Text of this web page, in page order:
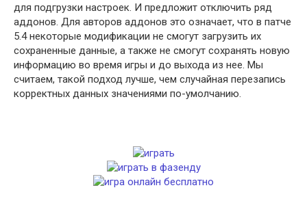
для подгрузки настроек. И предложит отключить ряд
аддонов. Для авторов аддонов это означает, что в патче
5.4 некоторые модификации не смогут загрузить их
сохраненные данные, а также не смогут сохранять новую
информацию во время игры и до выхода из нее. Мы
считаем, такой подход лучше, чем случайная перезапись
корректных данных значениями по-умолчанию.